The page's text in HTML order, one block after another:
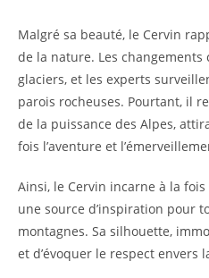
Malgré sa beauté, le Cervin
de la nature. Les
glaciers, et les experts
parois rocheuses. Pourtant, il
de la puissance des Alpes,
fois l’aventure et
Ainsi, le Cervin incarne à la
une source d’inspiration pour
montagnes. Sa silhouette,
et d’évoquer le respect envers